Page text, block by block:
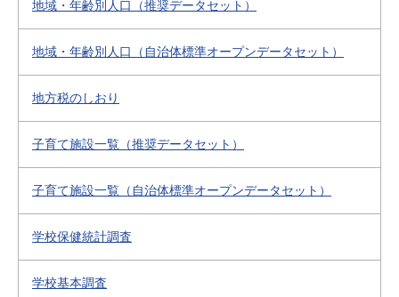
地域・年齢別人口（推奨データセット）
地域・年齢別人口（自治体標準オープンデータセット）
地方税のしおり
子育て施設一覧（推奨データセット）
子育て施設一覧（自治体標準オープンデータセット）
学校保健統計調査
学校基本調査